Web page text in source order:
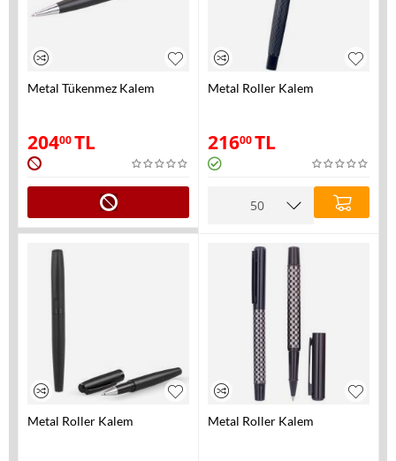
Metal Tükenmez Kalem
20400TL
Metal Roller Kalem
21600TL
Metal Roller Kalem Metal Roller Kalem